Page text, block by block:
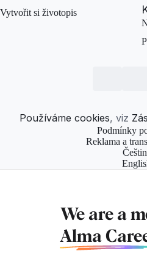
Vytvořit si životopis
Používáme cookies, viz
Podmínky
Reklama a
We are a
Alma